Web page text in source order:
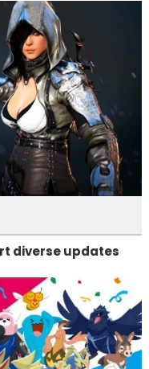
diverse updates